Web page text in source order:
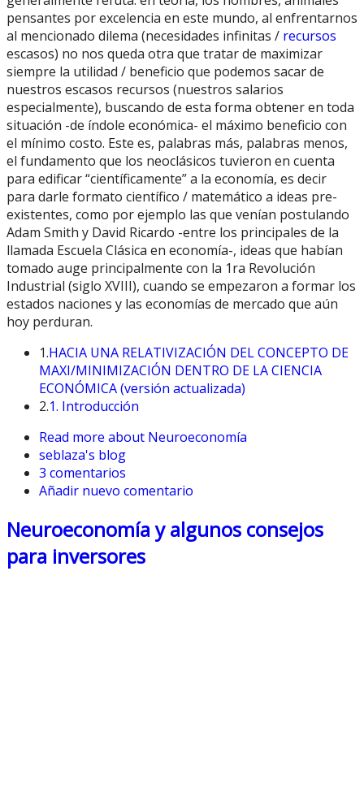
pensantes por excelencia en este mundo, al enfrentarnos
al mencionado dilema (necesidades infinitas / recursos
escasos) no nos queda otra que tratar de maximizar
siempre la utilidad / beneficio que podemos sacar de
nuestros escasos recursos (nuestros salarios
especialmente), buscando de esta forma obtener en toda
situación -de índole económica- el máximo beneficio con
el mínimo costo. Este es, palabras más, palabras menos,
el fundamento que los neoclásicos tuvieron en cuenta
para edificar “científicamente” a la economía, es decir
para darle formato científico / matemático a ideas pre-
existentes, como por ejemplo las que venían postulando
Adam Smith y David Ricardo -entre los principales de la
llamada Escuela Clásica en economía-, ideas que habían
tomado auge principalmente con la 1ra Revolución
Industrial (siglo XVIII), cuando se empezaron a formar los
estados naciones y las economías de mercado que aún
hoy perduran.
1.HACIA UNA RELATIVIZACIÓN DEL CONCEPTO DE
MAXI/MINIMIZACIÓN DENTRO DE LA CIENCIA
ECONÓMICA (versión actualizada)
2.1. Introducción
Read more about Neuroeconomía
seblaza's blog
3 comentarios
Añadir nuevo comentario
Neuroeconomía y algunos consejos
para inversores